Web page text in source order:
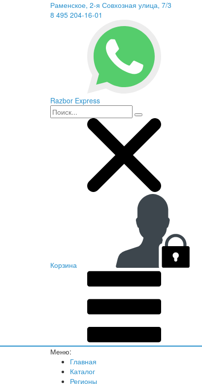
Раменское, 2-я Совхозная улица, 7/3
8 495 204-16-01
Razbor Express
Корзина
Меню:
Главная
Каталог
Регионы